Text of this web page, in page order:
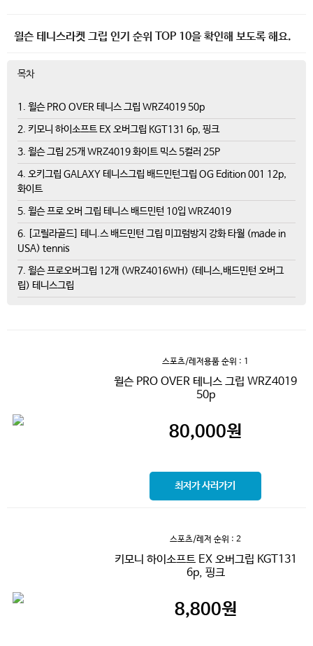
윌슨 테니스라켓 그립 인기 순위 TOP 10을 확인해 보도록 해요.
목차
1. 윌슨 PRO OVER 테니스 그립 WRZ4019 50p
2. 키모니 하이소프트 EX 오버그립 KGT131 6p, 핑크
3. 윌슨 그립 25개 WRZ4019 화이트 믹스 5컬러 25P
4. 오키그립 GALAXY 테니스그립 배드민턴그립 OG Edition 001 12p,
화이트
5. 윌슨 프로 오버 그립 테니스 배드민턴 10입 WRZ4019
6. [고릴라골드] 테니.스 배드민턴 그립 미끄럼방지 강화 타월 (made in
USA) tennis
7. 윌슨 프로오버그립 12개 (WRZ4016WH) (테니스,배드민턴 오버그
립) 테니스그립
스포츠/레저용품 순위 : 1
윌슨 PRO OVER 테니스 그립 WRZ4019
50p
80,000원
최저가 사러가기
스포츠/레저 순위 : 2
키모니 하이소프트 EX 오버그립 KGT131
6p, 핑크
8,800원